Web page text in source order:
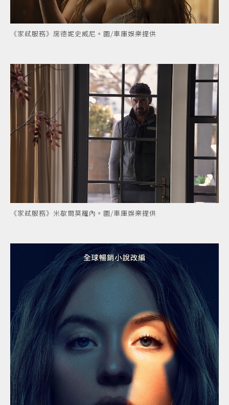
《家弒服務》席德妮史威尼。圖/車庫娛樂提供
《家弒服務》米歇爾莫羅內。圖/車庫娛樂提供